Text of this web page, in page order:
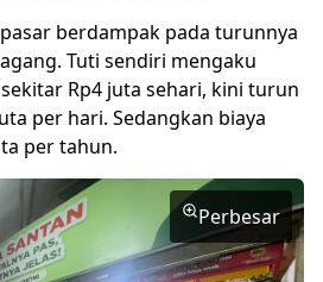
berdampak pada turunnya
Tuti sendiri mengaku
Rp4 juta sehari, kini turun
per hari. Sedangkan biaya
per tahun.
Perbesar